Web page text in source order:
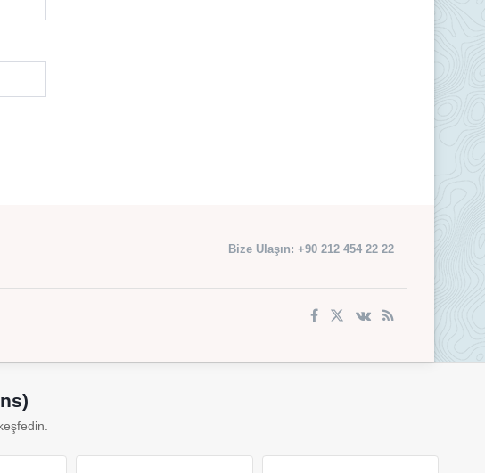
Bize Ulaşın: +90 212 454 22 22